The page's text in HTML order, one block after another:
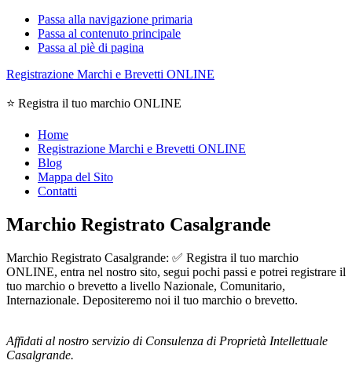
Passa alla navigazione primaria
Passa al contenuto principale
Passa al piè di pagina
Registrazione Marchi e Brevetti ONLINE
⭐ Registra il tuo marchio ONLINE
Home
Registrazione Marchi e Brevetti ONLINE
Blog
Mappa del Sito
Contatti
Marchio Registrato Casalgrande
Marchio Registrato Casalgrande: ✅ Registra il tuo marchio
ONLINE, entra nel nostro sito, segui pochi passi e potrei registrare il
tuo marchio o brevetto a livello Nazionale, Comunitario,
Internazionale. Depositeremo noi il tuo marchio o brevetto.
Affidati al nostro servizio di Consulenza di Proprietà Intellettuale
Casalgrande.